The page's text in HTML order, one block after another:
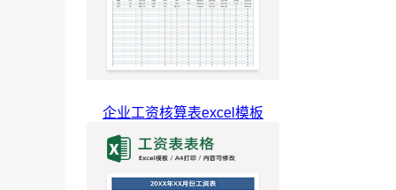
企业工资核算表excel模板